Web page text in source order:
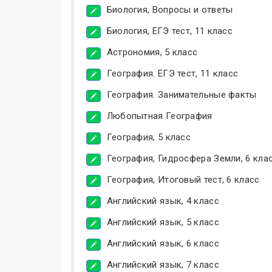
Биология, Вопросы и ответы
Биология, ЕГЭ тест, 11 класс
Астрономия, 5 класс
География. ЕГЭ тест, 11 класс
География. Занимательные факты
Любопытная География
География, 5 класс
География, Гидросфера Земли, 6
География, Итоговый тест, 6 класс
Английский язык, 4 класс
Английский язык, 5 класс
Английский язык, 6 класс
Английский язык, 7 класс